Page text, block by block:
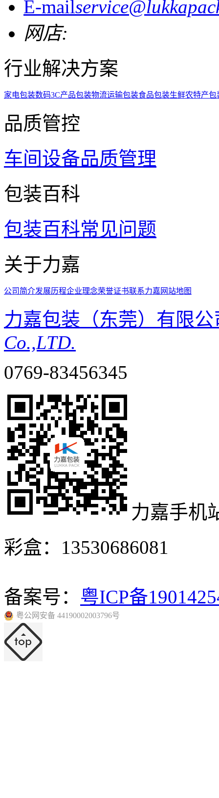
E-mail
网店:
行业解决方案
家电包装数码3C产品包装物流运输包装食品包装生鲜农特产包
品质管控
车间设备品质管理
包装百科
包装百科常见问题
关于力嘉
公司简介发展历程企业理念荣誉证书联系力嘉 网站地图
力嘉包装（东莞）有限
Co.,LTD.
0769-83456345
力嘉手机
彩盒：13530686081
备案号： 粤ICP备
粤公网安备 44190002003796号